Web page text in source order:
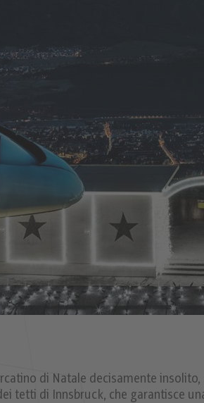
di Natale decisamente insolito,
tetti di Innsbruck, che garantisce